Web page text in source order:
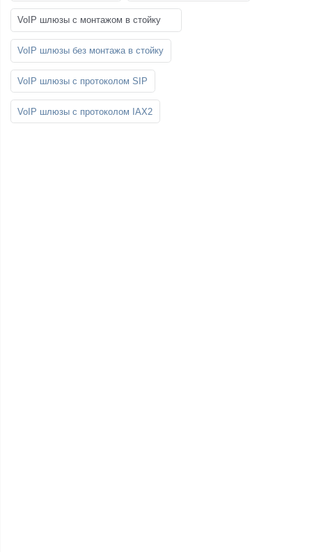
VoIP шлюзы с монтажом в стойку
VoIP шлюзы без монтажа в стойку
VoIP шлюзы с протоколом SIP
VoIP шлюзы с протоколом IAX2